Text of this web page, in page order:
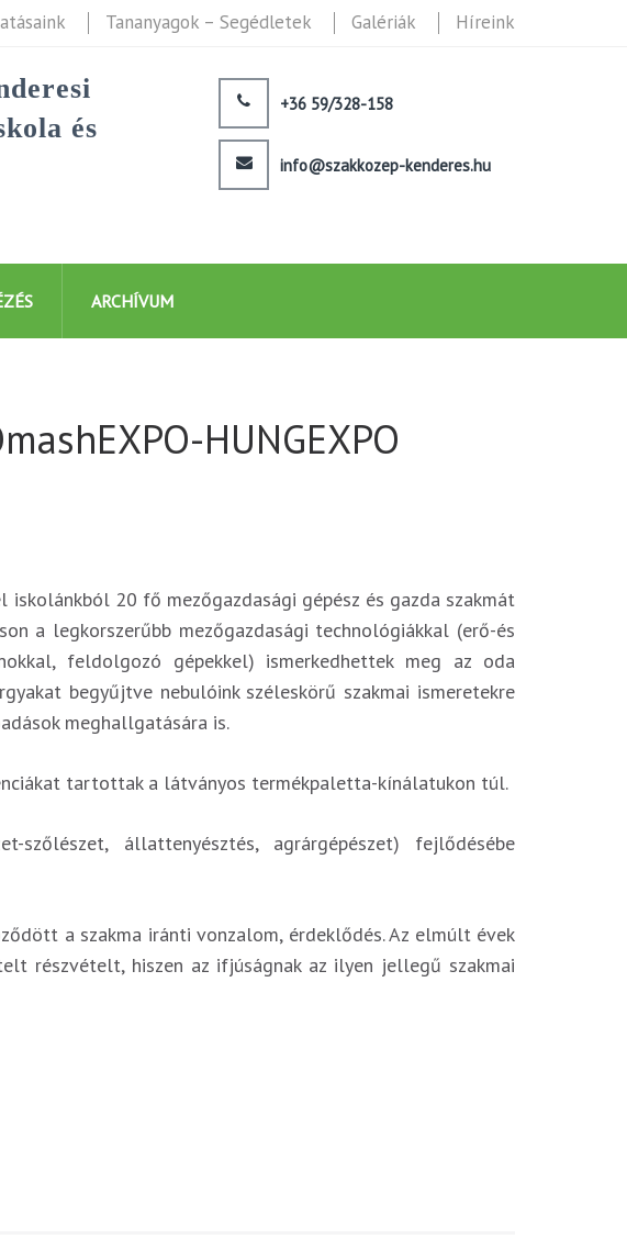
Tananyagok – Segédletek Galériák Híreink
és
+36 59/328-158
info@szakkozep-kenderes.hu
ARCHÍVUM
HUNGEXPO
20 fő mezőgazdasági gépész és gazda szakmát
a legkorszerűbb mezőgazdasági technológiákkal (erő-és
feldolgozó gépekkel) ismerkedhettek meg az oda
begyűjtve nebulóink széleskörű szakmai ismeretekre
meghallgatására is.
tartottak a látványos termékpaletta-kínálatukon túl.
szőlészet, állattenyésztés, agrárgépészet) fejlődésébe
a szakma iránti vonzalom, érdeklődés. Az elmúlt évek
részvételt, hiszen az ifjúságnak az ilyen jellegű szakmai